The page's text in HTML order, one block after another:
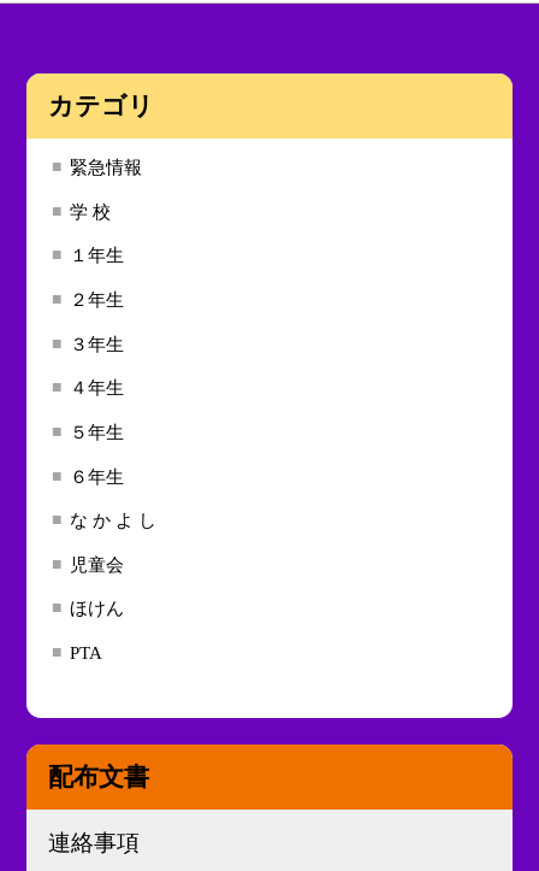
カテゴリ
緊急情報
学 校
１年生
２年生
３年生
４年生
５年生
６年生
な か よ し
児童会
ほけん
PTA
配布文書
連絡事項